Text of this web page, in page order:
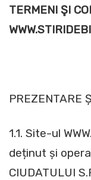
TERMENI ŞI
PREZENTARE
1.1. Site-ul
deținut și
CIUDATULUI